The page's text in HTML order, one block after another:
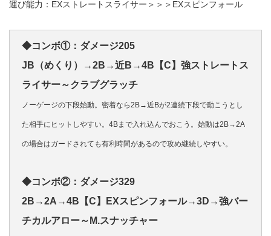
運び能力：EXストレートスライサー＞＞＞EXスピンフォール
◆コンボ①：ダメージ205
JB（めくり）→2B→近B→4B【C】強ストレートス
ライサー～クラブグラッチ
ノーゲージの下段始動。密着なら2B→近Bが2連続下段で動こうとし
た相手にヒットしやすい。4Bまで入れ込んでおこう。始動は2B→2A
の場合はガードされても有利時間があるので攻め継続しやすい。
◆コンボ②：ダメージ329
2B→2A→4B【C】EXスピンフォール→3D→強バー
チカルアロー～M.スナッチャー